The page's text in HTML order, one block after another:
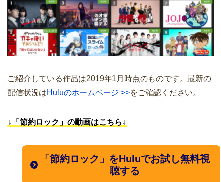
ご紹介している作品は2019年1月時点のものです。最新の
配信状況はHuluのホームページ >>をご確認ください。
↓「節約ロック」の動画はこちら↓
「節約ロック」をHuluでお試し無料視
聴する